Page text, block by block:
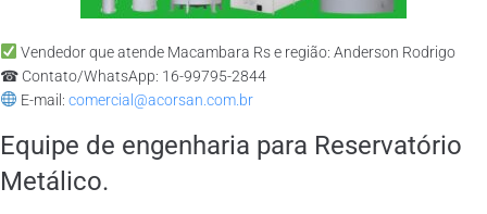
Vendedor que atende Macambara Rs e região: Anderson Rodrigo
☎ Contato/WhatsApp: 16-99795-2844
E-mail: comercial@acorsan.com.br
Equipe de engenharia para Reservatório
Metálico.